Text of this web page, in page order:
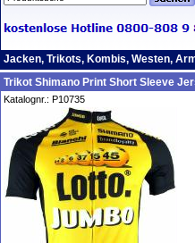
Jacken, Trikots, Kombis, Westen,
Trikot Shimano Print Short Sleeve
Katalognr.: P10735